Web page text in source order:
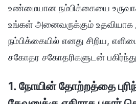
உண்மையான நம்பிக்கையை
உங்கள் அனைவருக்கும் உதவியாக
நம்பிக்கையில் எனது சிறிய,
சகோதர சகோதரிகளுடன்
1. நோயின் தோற்றத்தை